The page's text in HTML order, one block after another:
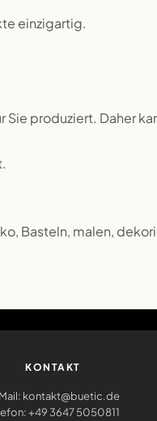
einzigartig.
produziert. Daher
Basteln, malen,
KONTAKT
kontakt@buetic.de
+49 3647 5050811